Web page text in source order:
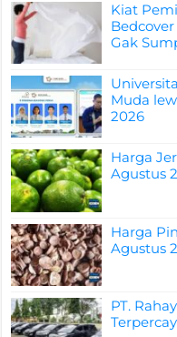
Kiat
Gak
Muda
2026
Harga
Agustus
Harga
Agustus
PT.